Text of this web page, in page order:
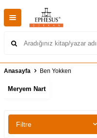
Anasayfa Ben Yokken
Meryem Nart
Filtre